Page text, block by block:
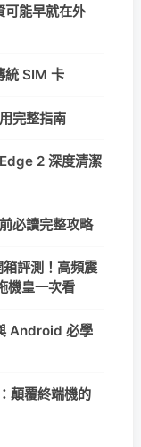
可能早就在外
統 SIM 卡
完整指南
2 深度清潔
必讀完整攻略
評測！高頻震
機皇一次看
Android 必學
顛覆終端機的